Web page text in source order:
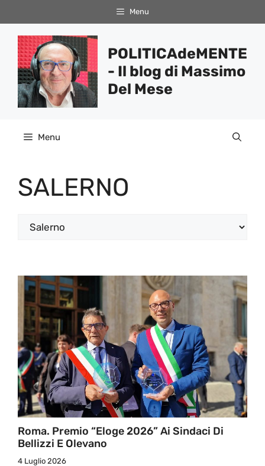
al
contenuto
Menu
POLITICAdeMENTE
- Il blog di Massimo
Del Mese
Menu
SALERNO
Roma. Premio “Eloge 2026” Ai Sindaci Di
Bellizzi E Olevano
4 Luglio 2026